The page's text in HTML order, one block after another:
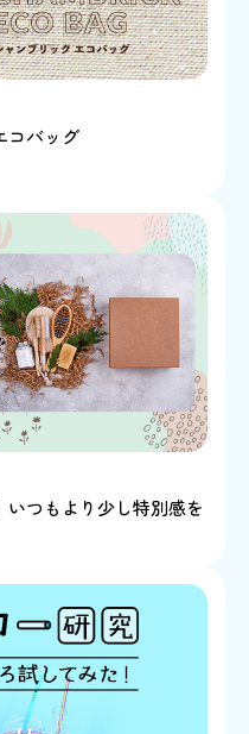
コバッグ
いつもより少し特別感を